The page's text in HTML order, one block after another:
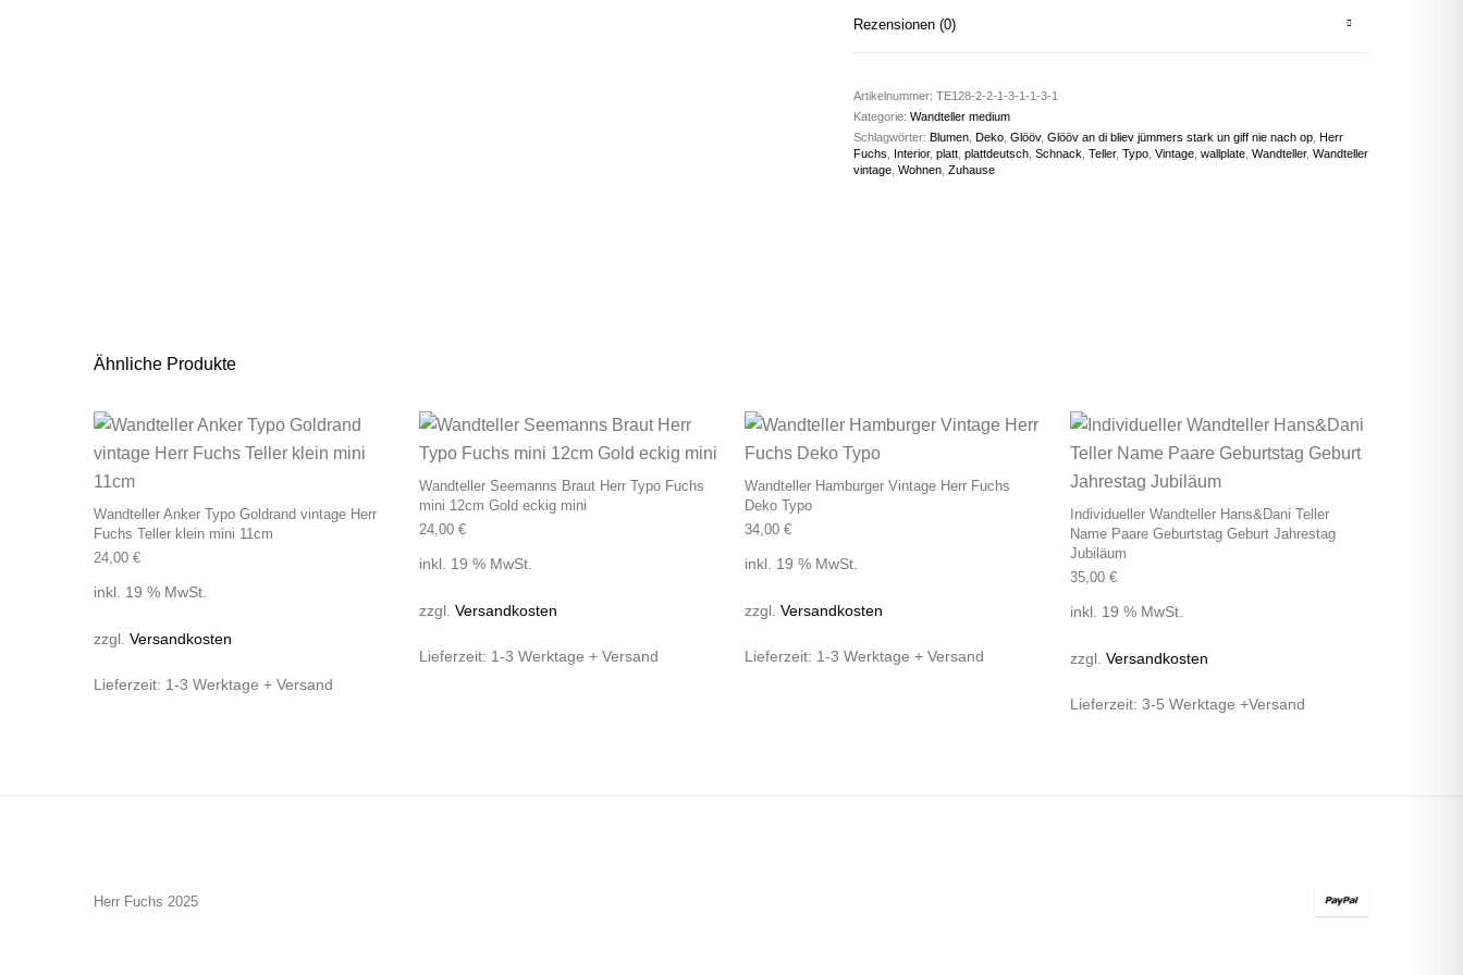
Rezensionen (0)
Artikelnummer: TE128-2-2-1-3-1-1-3-1
Kategorie: Wandteller medium
Schlagwörter: Blumen, Deko, Glööv, Glööv an di bliev jümmers stark un giff nie nach op, Herr
Fuchs
Interior, platt, plattdeutsch, Schnack Teller, Typo, Vintage, wallplate, Wandteller, Wandteller
vintage, Wohnen, Zuhause
Ähnliche Produkte
Wandteller Anker Typo Goldrand vintage Herr
Fuchs Teller klein mini 11cm
24,00 €
inkl. 19 % MwSt.
zzgl. Versandkosten
Lieferzeit: 1-3 Werktage + Versand
Wandteller Seemanns Braut Herr Typo Fuchs
mini 12cm Gold eckig mini
24,00 €
inkl. 19 % MwSt.
zzgl. Versandkosten
Lieferzeit: 1-3 Werktage + Versand
Wandteller Hamburger Vintage Herr Fuchs
Deko Typo
34,00 €
inkl. 19 % MwSt.
zzgl. Versandkosten
Lieferzeit: 1-3 Werktage + Versand
Individueller Wandteller Hans&Dani Teller
Name Paare Geburtstag Geburt Jahrestag
Jubiläum
35,00 €
inkl. 19 % MwSt.
zzgl. Versandkosten
Lieferzeit: 3-5 Werktage +Versand
Herr Fuchs 2025